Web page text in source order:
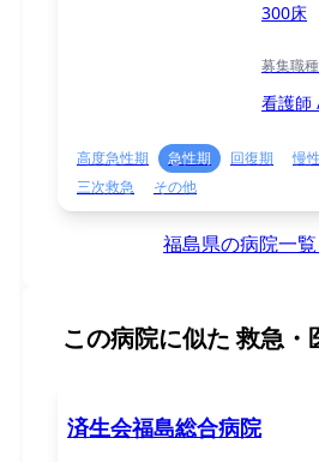
300床
募集職種
看護師
高度急性期 急性期 回復期 慢
三次救急
その他
福島県の病院一
この病院に似た 救急・
済生会福島総合病院